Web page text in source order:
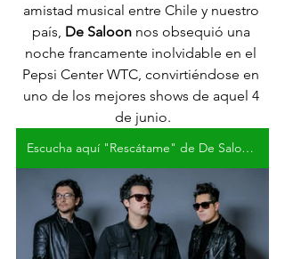
amistad musical entre Chile y nuestro
país, De Saloon nos obsequió una
noche francamente inolvidable en el
Pepsi Center WTC, convirtiéndose en
uno de los mejores shows de aquel 4
de junio.
Escucha aquí "Rescátame" de De Saloon & DLD